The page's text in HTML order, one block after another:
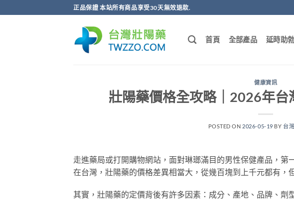
轉
正品保證 本站所有商品享受30天無效退款.
首頁 全部產品 延時助勃
健康資訊
壯陽藥價格全攻略｜2026年台
POSTED ON 2026-05-19 BY 台
走進藥局或打開購物網站，面對琳瑯滿目的男性保健產品，第
在台灣，壯陽藥的價格差異相當大，從幾百塊到上千元都有，
其實，壯陽藥的定價背後有許多因素：成分、產地、品牌、劑